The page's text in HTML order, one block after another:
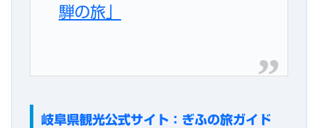
騨の旅」
岐阜県観光公式サイト：ぎふの旅ガイド